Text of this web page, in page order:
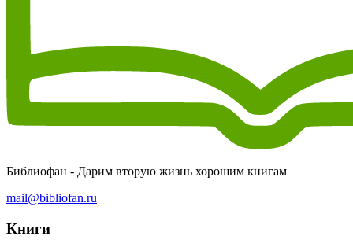
Библиофан - Дарим вторую жизнь хорошим книгам
mail@bibliofan.ru
Книги